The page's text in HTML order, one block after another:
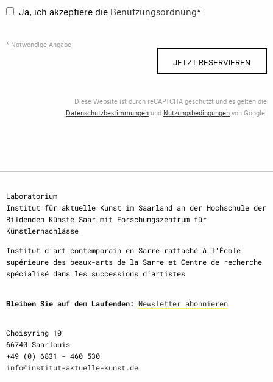
Ja, ich akzeptiere die Benutzungsordnung*
* Notwendige Angabe
JETZT RESERVIEREN
Diese Website ist durch reCAPTCHA geschützt und es gelten die
Datenschutzbestimmungen und Nutzungsbedingungenvon Google.
Laboratorium
Institut für aktuelle Kunst im Saarland an der Hochschule der
Bildenden Künste Saar mit Forschungszentrum für
Künstlernachlässe
Institut d‘art contemporain en Sarre rattaché à l‘École
supérieure des beaux-arts de la Sarre et Centre de recherche
spécialisé dans les successions d‘artistes
Bleiben Sie auf dem Laufenden: Newsletter abonnieren
Choisyring 10
66740 Saarlouis
+49 (0) 6831 - 460 530
info@institut-aktuelle-kunst.de